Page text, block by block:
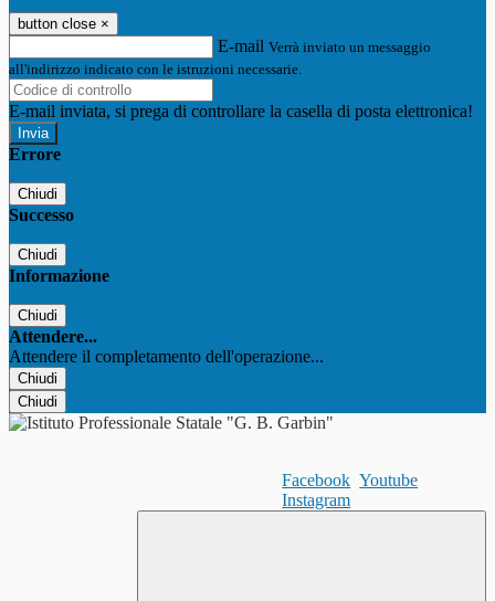
button close ×
E-mail Verrà inviato un messaggio
all'indirizzo indicato con le istruzioni necessarie.
E-mail inviata, si prega di controllare la casella di posta elettronica!
Errore
Chiudi
Successo
Chiudi
Informazione
Chiudi
Attendere...
Attendere il completamento dell'operazione...
Chiudi
Chiudi
Facebook Youtube
Instagram